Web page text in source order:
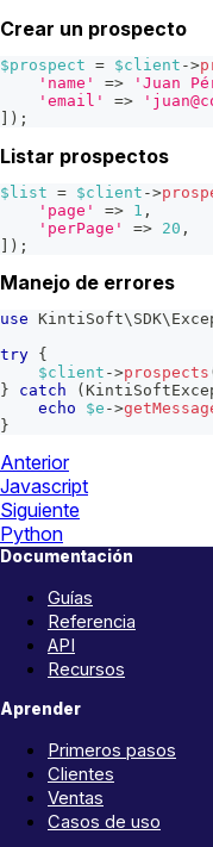
Crear un prospecto
$prospect = $client ->
'name'
=> 'Juan
'email'
=>
) ;
Listar prospectos
$list = $client ->
'page'
=> 1 ,
'perPage'
=> 20 ,
) ;
Manejo de errores
use KintiSoft\ SDK\
try {
$client ->prospects
}
catch (
echo
$e ->
}
Anterior
Javascript
Siguiente
Python
Documentación
Guías
Referencia
API
Recursos
Aprender
Primeros pasos
Clientes
Ventas
Casos de uso